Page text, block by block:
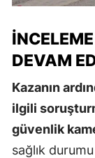
DEVAM
Kazanın
ilgili
güvenlik
sağlık